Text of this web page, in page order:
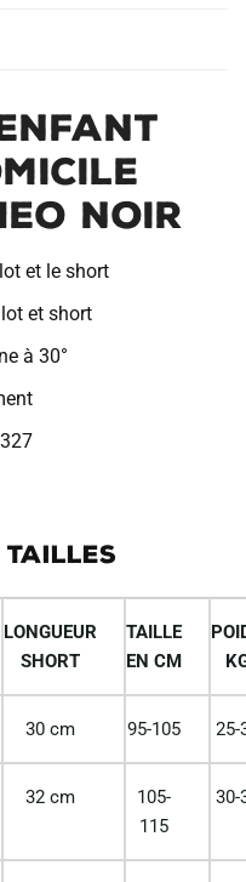
Noir
et le short
et short
à 30°
TAILLES
LONGUEUR
SHORT
TAILLE
EN CM
30 cm 95-105 25-
32 cm
105-
115
30-